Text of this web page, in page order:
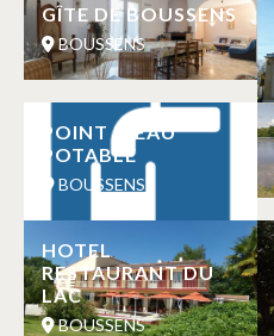
GÎTE DE BOUSSENS
BOUSSENS
POINT D’EAU
POTABLE
BOUSSENS
HOTEL
RESTAURANT DU
LAC
BOUSSENS